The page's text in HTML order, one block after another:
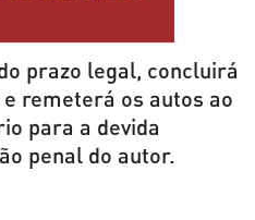
prazo legal, concluirá
remeterá os autos ao
para a devida
penal do autor.